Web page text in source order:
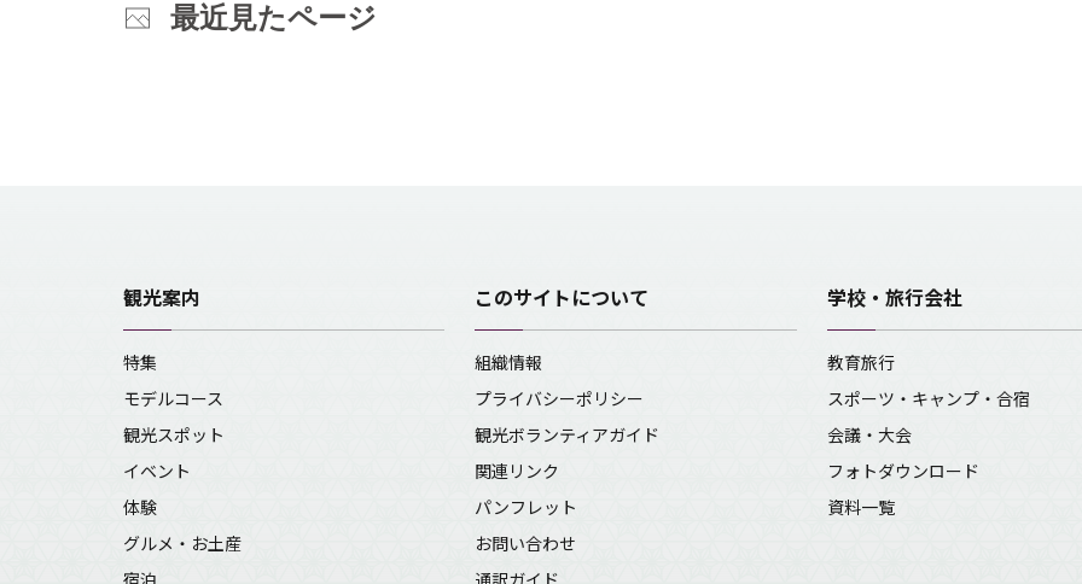
最近見たページ
観光案内
特集
モデルコース
観光スポット
イベント
体験
グルメ・お土産
宿泊
このサイトについて
組織情報
プライバシーポリシー
観光ボランティアガイド
関連リンク
パンフレット
お問い合わせ
通訳ガイド
学校・旅行会社
教育旅行
スポーツ・キャンプ・合宿
会議・大会
フォトダウンロード
資料一覧